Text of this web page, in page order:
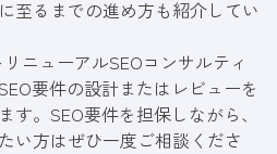
至るまでの進め方も紹介してい
ニューアルSEOコンサルティ
要件の設計またはレビューを
。SEO要件を担保しながら、
い方はぜひ一度ご相談くださ